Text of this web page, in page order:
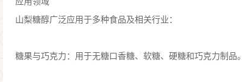
山梨糖醇广泛应用于多种食品及相关行业：
糖果与巧克力：用于无糖口香糖、软糖、硬糖和巧克力制品。